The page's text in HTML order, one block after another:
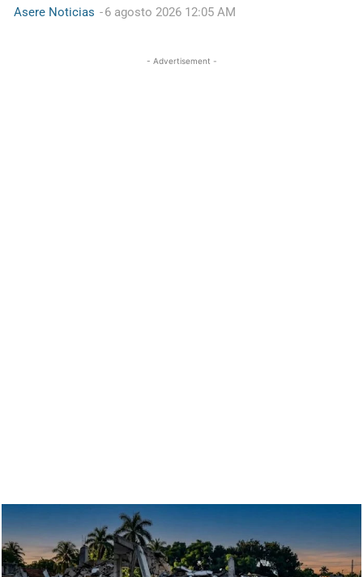
Asere Noticias -6 agosto 2026 12:05 AM
- Advertisement -